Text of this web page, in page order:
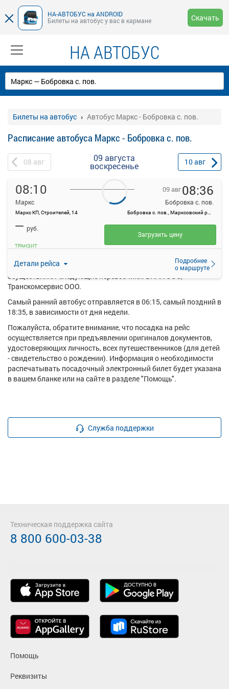
НА-АВТОБУС на ANDROID
Билеты на автобус у вас в кармане
Скачать
НА АВТОБУС
Билеты на автобус Автобус Маркс - Бобровка с. пов.
Расписание автобуса Маркс - Бобровка с. пов.
08 авг 09 августа
воскресенье 10авг
08:10
Маркс
Маркс КП, Строителей, 14
09 авг08:36
Бобровка с. пов.
Бобровка с. пов., Марксовский район, Саратовская область
Детали рейса
Подробнее
о маршруте
— руб.
ТРАНЗИТ
Загрузить цену
На данной странице вы можете ознакомиться с расписанием и
купить билет онлайн на автобус Маркс - Бобровка с. пов..
Ежедневно по маршруту Маркс - Бобровка с. пов. курсирует в
среднем 12 рейсов.
Перевозку пассажиров по данному направлению
осуществляют следующие перевозчики: БПАК ООО,
Транскомсервис ООО.
Самый ранний автобус отправляется в 06:15, самый поздний в
18:35, в зависимости от дня недели.
Пожалуйста, обратите внимание, что посадка на рейс
осуществляется при предъявлении оригиналов документов,
удостоверяющих личность, всех путешественников (для детей
- свидетельство о рождении). Информация о необходимости
распечатывать посадочный электронный билет будет указана
в вашем бланке или на сайте в разделе "Помощь".
Служба поддержки
Помощь
Реквизиты
Техническая поддержка сайта
8 800 600-03-38